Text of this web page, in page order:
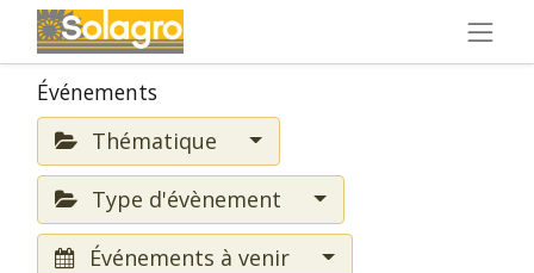
Événements
Thématique
Type d'évènement
Événements à venir